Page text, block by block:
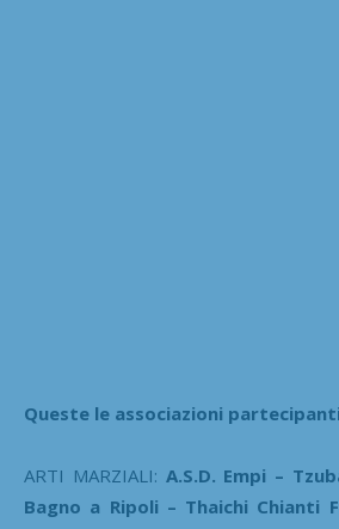
Queste le associazioni partecipanti
ARTI MARZIALI: A.S.D. Empi –
Bagno a Ripoli – Thaichi Chianti